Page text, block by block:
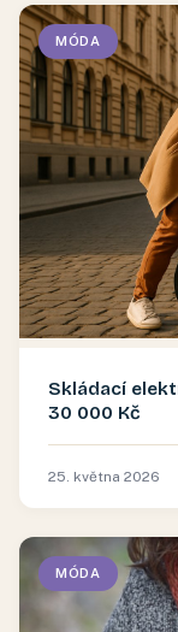
MÓDA
Skládací
30 000 Kč
25. května 2026
MÓDA